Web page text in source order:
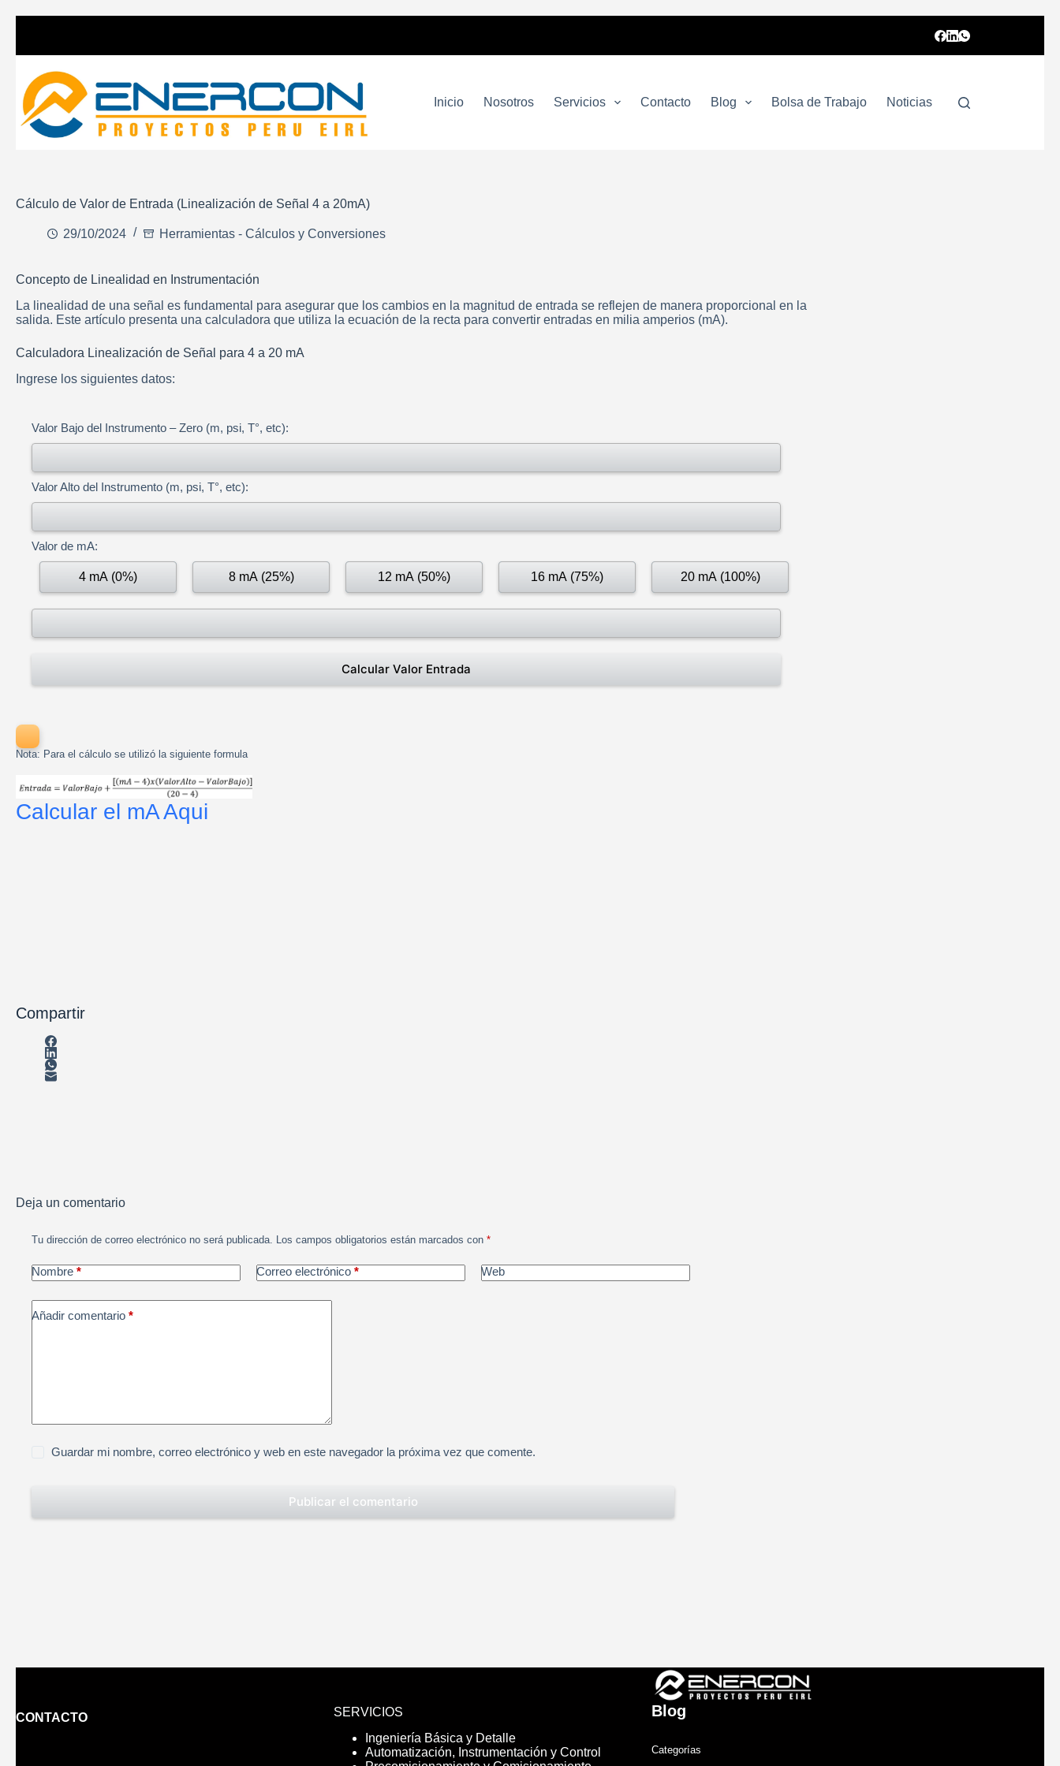
Inicio Nosotros Servicios Contacto Blog Bolsa de Trabajo Noticias
Cálculo de Valor de Entrada (Linealización de Señal 4 a 20mA)
29/10/2024 Herramientas - Cálculos y Conversiones
Concepto de Linealidad en Instrumentación
La linealidad de una señal es fundamental para asegurar que los cambios en la magnitud de entrada se reflejen de manera proporcional en la
salida. Este artículo presenta una calculadora que utiliza la ecuación de la recta para convertir entradas en milia amperios (mA).
Calculadora Linealización de Señal para 4 a 20 mA
Ingrese los siguientes datos:
Valor Bajo del Instrumento – Zero (m, psi, T°, etc):
Valor Alto del Instrumento (m, psi, T°, etc):
Valor de mA:
4 mA (0%) 8 mA (25%) 12 mA (50%) 16 mA (75%) 20 mA (100%)
Calcular Valor Entrada
Nota: Para el cálculo se utilizó la siguiente formula
Calcular el mA Aqui
Compartir
Deja un comentario
Tu dirección de correo electrónico no será publicada. Los campos obligatorios están marcados con *
Nombre * Correo electrónico * Web
Añadir comentario *
Guardar mi nombre, correo electrónico y web en este navegador la próxima vez que comente.
Publicar el comentario
CONTACTO
SERVICIOS
Ingeniería Básica y Detalle
Automatización, Instrumentación y Control
Blog
Categorías